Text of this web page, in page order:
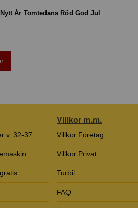
År Tomtedans Röd God Jul
v. 32-37
Villkor m.m.
Villkor Företag
Villkor Privat
Turbil
FAQ